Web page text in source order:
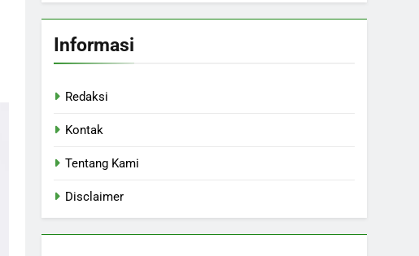
Informasi
Redaksi
Kontak
Tentang Kami
Disclaimer